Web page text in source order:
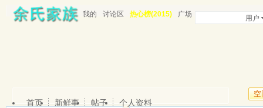
我的 讨论区 热心榜(2015) 广场 用户
空
首页 新鲜事 帖子 个人资料